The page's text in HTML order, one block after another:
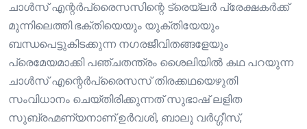
ചാൾസ് എന്റർപ്രൈസസിന്റെ ട്രെയ്‌ലർ പ്രേക്ഷകർക്ക്
മുന്നിലെത്തി.ഭക്തിയെയും യുക്തിയേയും
ബന്ധപെട്ടുകിടക്കുന്ന നഗരജീവിതങ്ങളേയും
പ്രെമേയമാക്കി പഞ്ചതന്ത്രം ശൈലിയിൽ കഥ പറയുന്ന
ചാൾസ് എന്റെർപ്രൈസസ് തിരക്കഥയെഴുതി
സംവിധാനം ചെയ്തിരിക്കുന്നത് സുഭാഷ് ലളിത
സുബ്രഹ്മണ്യനാണ്.ഉർവശി, ബാലു വർഗ്ഗീസ്,